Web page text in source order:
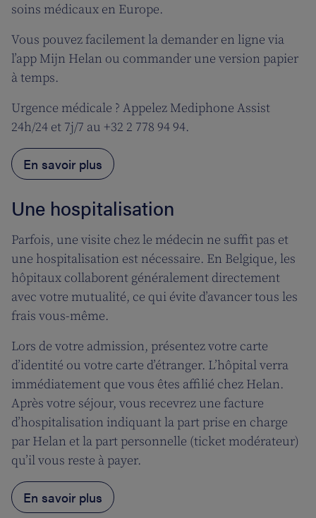
soins médicaux en Europe.
Vous pouvez facilement la demander en ligne via
l’app Mijn Helan ou commander une version papier
à temps.
Urgence médicale ? Appelez Mediphone Assist
24h/24 et 7j/7 au +32 2 778 94 94.
En savoir plus
Une hospitalisation
Parfois, une visite chez le médecin ne suffit pas et
une hospitalisation est nécessaire. En Belgique, les
hôpitaux collaborent généralement directement
avec votre mutualité, ce qui évite d’avancer tous les
frais vous-même.
Lors de votre admission, présentez votre carte
d’identité ou votre carte d’étranger. L’hôpital verra
immédiatement que vous êtes affilié chez Helan.
Après votre séjour, vous recevrez une facture
d’hospitalisation indiquant la part prise en charge
par Helan et la part personnelle (ticket modérateur)
qu’il vous reste à payer.
En savoir plus